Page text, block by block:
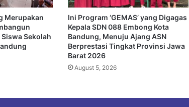
Merupakan
Sekolah
Ini Program ‘GEMAS’ yang Digagas
Kepala SDN 088 Embong Kota
Bandung, Menuju Ajang ASN
Berprestasi Tingkat Provinsi Jawa
Barat 2026
August 5, 2026